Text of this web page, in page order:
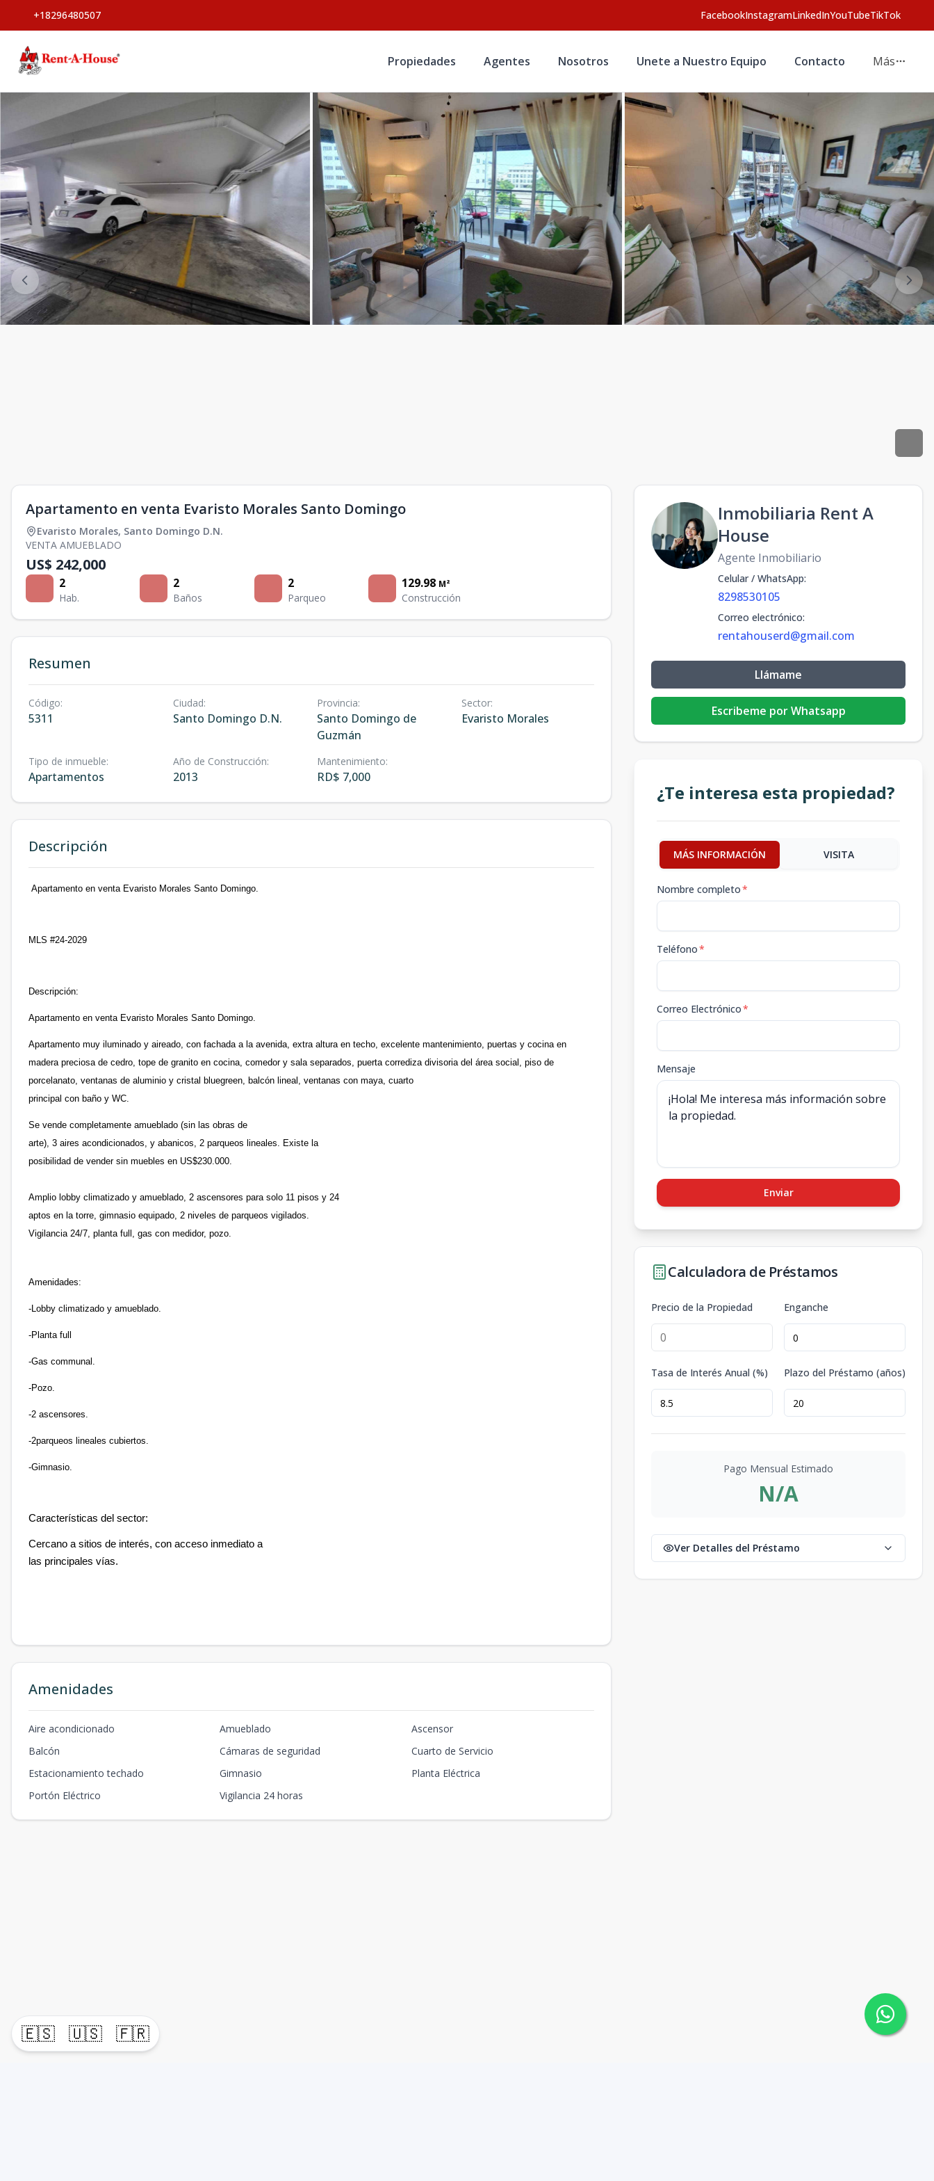
🇪🇸 🇺🇸 🇫🇷
+18296480507 FacebookInstagramLinkedInYouTubeTikTok
Propiedades Agentes Nosotros Unete a Nuestro Equipo Contacto Más
Apartamento en venta Evaristo Morales Santo Domingo
Evaristo Morales, Santo Domingo D.N.
VENTA AMUEBLADO
US$ 242,000
2
Hab.
2
Baños
2
Parqueo
129.98 M²
Construcción
Resumen
Código:
5311
Ciudad:
Santo Domingo D.N.
Provincia:
Santo Domingo de
Guzmán
Sector:
Evaristo Morales
Tipo de inmueble:
Apartamentos
Año de Construcción:
2013
Mantenimiento:
RD$ 7,000
Descripción
Apartamento en venta Evaristo Morales Santo Domingo.
MLS #24-2029
Descripción:
Apartamento en venta Evaristo Morales Santo Domingo.
Apartamento muy iluminado y aireado, con fachada a la avenida, extra altura en techo, excelente mantenimiento, puertas y cocina en
madera preciosa de cedro, tope de granito en cocina, comedor y sala separados, puerta corrediza divisoria del área social, piso de
porcelanato, ventanas de aluminio y cristal bluegreen, balcón lineal, ventanas con maya, cuarto
principal con baño y WC.
Se vende completamente amueblado (sin las obras de
arte), 3 aires acondicionados, y abanicos, 2 parqueos lineales. Existe la
posibilidad de vender sin muebles en US$230.000.
Amplio lobby climatizado y amueblado, 2 ascensores para solo 11 pisos y 24
aptos en la torre, gimnasio equipado, 2 niveles de parqueos vigilados.
Vigilancia 24/7, planta full, gas con medidor, pozo.
Amenidades:
-Lobby climatizado y amueblado.
-Planta full
-Gas communal.
-Pozo.
-2 ascensores.
-2parqueos lineales cubiertos.
-Gimnasio.
Características del sector:
Cercano a sitios de interés, con acceso inmediato a
las principales vías.
Amenidades
Aire acondicionado Amueblado
Ascensor
Balcón
Cámaras de seguridad
Cuarto de Servicio
Estacionamiento techado
Gimnasio
Planta Eléctrica
Portón Eléctrico
Vigilancia 24 horas
Inmobiliaria Rent A
House
Agente Inmobiliario
Celular / WhatsApp:
8298530105
Correo electrónico:
rentahouserd@gmail.com
Llámame
Escribeme por Whatsapp
¿Te interesa esta propiedad?
MÁS INFORMACIÓN VISITA
Nombre completo*
Teléfono*
Correo Electrónico*
Mensaje
Enviar
Calculadora de Préstamos
Precio de la Propiedad Enganche
Tasa de Interés Anual (%) Plazo del Préstamo (años)
Pago Mensual Estimado
N/A
Ver Detalles del Préstamo